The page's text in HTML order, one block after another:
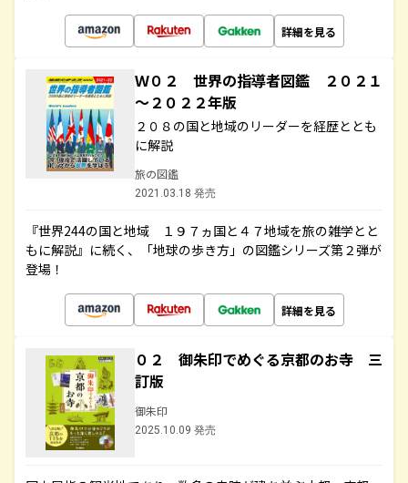
詳細を見る
Ｗ０２ 世界の指導者図鑑 ２０２１
～２０２２年版
２０８の国と地域のリーダーを経歴ととも
に解説
旅の図鑑
2021.03.18 発売
『世界244の国と地域 １９７ヵ国と４７地域を旅の雑学とと
もに解説』に続く、「地球の歩き方」の図鑑シリーズ第２弾が
登場！
詳細を見る
０２ 御朱印でめぐる京都のお寺 三
訂版
御朱印
2025.10.09 発売